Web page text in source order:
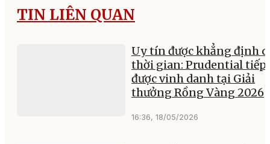
TIN LIÊN QUAN
Uy tín được khẳng định
thời gian: Prudential tiếp
được vinh danh tại Giải
thưởng Rồng Vàng 2026
16:36, 18/05/2026